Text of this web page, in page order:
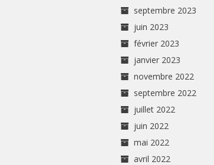
septembre 2023
juin 2023
février 2023
janvier 2023
novembre 2022
septembre 2022
juillet 2022
juin 2022
mai 2022
avril 2022